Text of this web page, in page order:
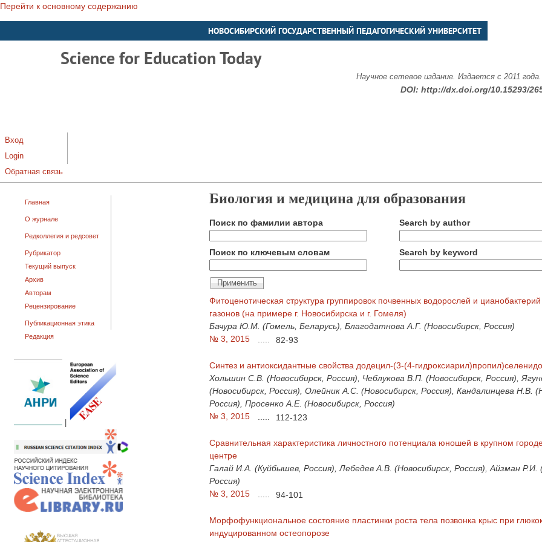
Перейти к основному содержанию
НОВОСИБИРСКИЙ ГОСУДАРСТВЕННЫЙ ПЕДАГОГИЧЕСКИЙ УНИВЕРСИТЕТ
Science for Education Today
Научное сетевое издание. Издается с 2011
DOI: http://dx.doi.org/10.15293/
Вход
Login
Обратная связь
Главная
О журнале
Редколлегия и редсовет
Рубрикатор
Текущий выпуск
Архив
Авторам
Рецензирование
Публикационная этика
Редакция
Биология и медицина для образования
Поиск по фамилии автора Search by author
Поиск по ключевым словам Search by keyword
Фитоценотическая структура группировок почвенных водорослей и цианобактерий
газонов (на примере г. Новосибирска и г. Гомеля)
Бачура Ю.М. (Гомель, Беларусь), Благодатнова А.Г. (Новосибирск, Россия)
№ 3, 2015
82-93
Синтез и антиоксидантные свойства додецил-(3-(4-
Хольшин С.В. (Новосибирск, Россия), Чеблукова В.П. (Новосибирск, Россия),
(Новосибирск, Россия), Олейник А.С. (Новосибирск, Россия), Кандалинцева Н.В.
Россия), Просенко А.Е. (Новосибирск, Россия)
№ 3, 2015
112-123
Сравнительная характеристика личностного потенциала юношей в крупном
центре
Галай И.А. (Куйбышев, Россия), Лебедев А.В. (Новосибирск, Россия), Айзман Р.И.
Россия)
№ 3, 2015
94-101
Морфофункциональное состояние пластинки роста тела позвонка крыс при
индуцированном остеопорозе